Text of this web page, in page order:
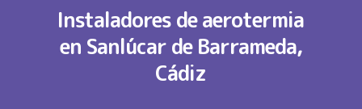
Instaladores de aerotermia
en Sanlúcar de Barrameda,
Cádiz